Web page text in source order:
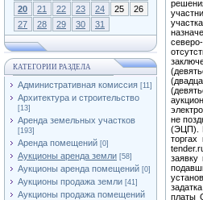
20
21 22 23 24 25
26
27
28 29 30 31
КАТЕГОРИИ РАЗДЕЛА
Административная комиссия [11]
Архитектура и строительство
[13]
Аренда земельных участков
[193]
Аренда помещений [0]
Аукционы аренда земли [58]
Аукционы аренда помещений [0]
Аукционы продажа земли [41]
Аукционы продажа помещений